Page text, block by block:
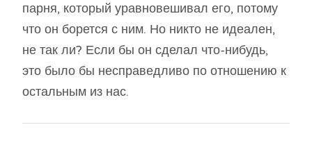
парня, который уравновешивал его, потому
что он борется с ним. Но никто не идеален,
не так ли? Если бы он сделал что-нибудь,
это было бы несправедливо по отношению к
остальным из нас.